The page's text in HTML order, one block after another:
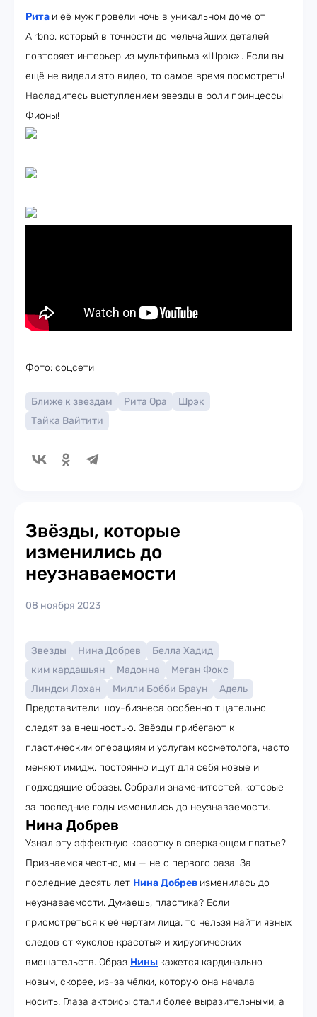
Рита и её муж провели ночь в уникальном доме от
Airbnb, который в точности до мельчайших деталей
повторяет интерьер из мультфильма «Шрэк» . Если вы
ещё не видели это видео, то самое время посмотреть!
Насладитесь выступлением звезды в роли принцессы
Фионы!
Фото: соцсети
Ближе к звездам Рита Ора
Шрэк
Тайка Вайтити
Звёзды, которые
изменились до
неузнаваемости
08 ноября 2023
Звезды Нина Добрев
Белла Хадид
ким кардашьян
Мадонна
Меган Фокс
Линдси Лохан
Милли Бобби Браун
Адель
Представители шоу-бизнеса особенно тщательно
следят за внешностью. Звёзды прибегают к
пластическим операциям и услугам косметолога, часто
меняют имидж, постоянно ищут для себя новые и
подходящие образы. Собрали знаменитостей, которые
за последние годы изменились до неузнаваемости.
Нина Добрев
Узнал эту эффектную красотку в сверкающем платье?
Признаемся честно, мы — не с первого раза! За
последние десять лет Нина Добрев изменилась до
неузнаваемости. Думаешь, пластика? Если
присмотреться к её чертам лица, то нельзя найти явных
следов от «уколов красоты» и хирургических
вмешательств. Образ Нины кажется кардинально
новым, скорее, из-за чёлки, которую она начала
носить. Глаза актрисы стали более выразительными, а